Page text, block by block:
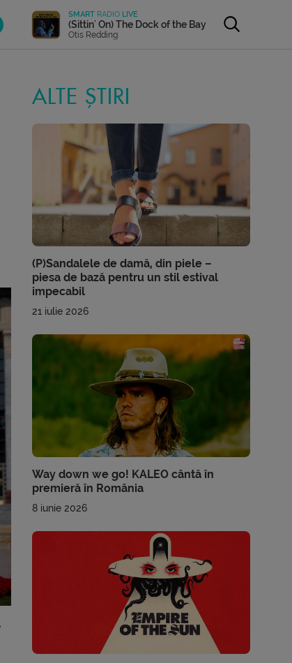
SMART RADIO LIVE
(Sittin' On) The Dock of the Bay
Otis Redding
ALTE ȘTIRI
(P)Sandalele de damă, din piele –
piesa de bază pentru un stil estival
impecabil
21 iulie 2026
Way down we go! KALEO cântă în
premieră în România
8 iunie 2026